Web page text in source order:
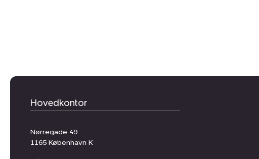
Hovedkontor
Nørregade 49
1165 København K